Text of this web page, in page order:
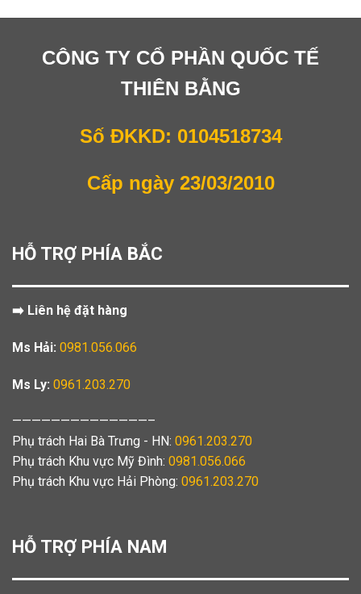
CÔNG TY CỔ PHẦN QUỐC TẾ
THIÊN BẰNG
Số ĐKKD: 0104518734
Cấp ngày 23/03/2010
HỖ TRỢ PHÍA BẮC
➡️ Liên hệ đặt hàng
Ms Hải: 0981.056.066
Ms Ly: 0961.203.270
——————————————–
Phụ trách Hai Bà Trưng - HN: 0961.203.270
Phụ trách Khu vực Mỹ Đình: 0981.056.066
Phụ trách Khu vực Hải Phòng: 0961.203.270
HỖ TRỢ PHÍA NAM